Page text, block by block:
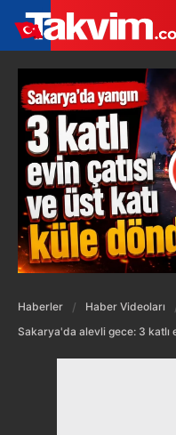
Haberler
Haber Videoları
Sakarya'da alevli gece: 3 katlı